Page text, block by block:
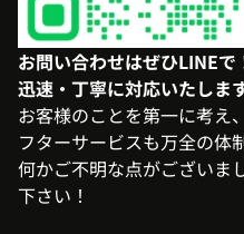
お問い合わせはぜひLINEで
迅速・丁寧に対応いたします
お客様のことを第一に考え
フターサービスも万全の体
何かご不明な点がございま
下さい！